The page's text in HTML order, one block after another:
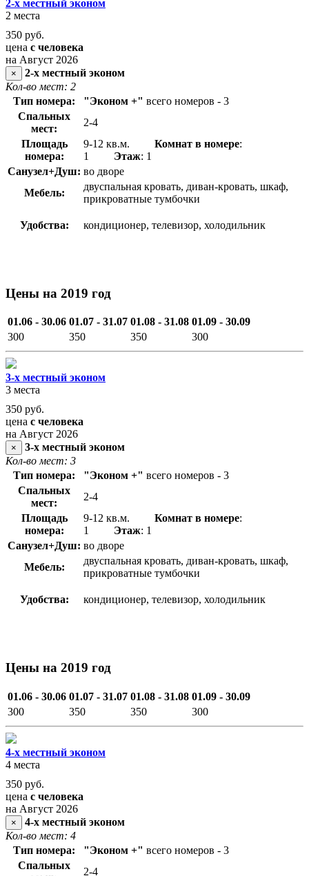
2-х местный эконом
2 места
350 руб.
цена с человека
на Август 2026
×
2-х местный эконом
Кол-во мест: 2
Тип номера:
"Эконом +" всего номеров - 3
Спальных
мест:
2-4
Площадь
номера:
9-12 кв.м. Комнат в номере:
1 Этаж: 1
Санузел+Душ: во дворе
Мебель:
двуспальная кровать, диван-кровать, шкаф,
прикроватные тумбочки
Удобства: кондиционер, телевизор, холодильник
Цены на 2019 год
01.06 - 30.06 01.07 - 31.07 01.08 - 31.08 01.09 - 30.09
300
350 350 300
3-х местный эконом
3 места
350 руб.
цена с человека
на Август 2026
×
3-х местный эконом
Кол-во мест: 3
Тип номера:
"Эконом +" всего номеров - 3
Спальных
мест:
2-4
Площадь
номера:
9-12 кв.м. Комнат в номере:
1 Этаж: 1
Санузел+Душ: во дворе
Мебель:
двуспальная кровать, диван-кровать, шкаф,
прикроватные тумбочки
Удобства: кондиционер, телевизор, холодильник
Цены на 2019 год
01.06 - 30.06 01.07 - 31.07 01.08 - 31.08 01.09 - 30.09
300
350 350 300
4-х местный эконом
4 места
350 руб.
цена с человека
на Август 2026
×
4-х местный эконом
Кол-во мест: 4
Тип номера:
"Эконом +" всего номеров - 3
Спальных
2-4